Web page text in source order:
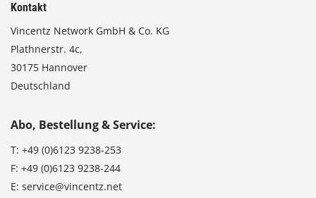
Kontakt
Vincentz Network GmbH & Co. KG
Plathnerstr. 4c,
30175 Hannover
Deutschland
Abo, Bestellung & Service:
T: +49 (0)6123 9238-253
F: +49 (0)6123 9238-244
E: service@vincentz.net